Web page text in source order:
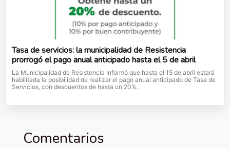
Tasa de servicios: la municipalidad de Resistencia
prorrogó el pago anual anticipado hasta el 5 de abril
La Municipalidad de Resistencia informó que hasta el 15 de abril estará
habilitada la posibilidad de realizar el pago anual anticipado de Tasa de
Servicios, con descuentos de hasta un 20%.
Comentarios